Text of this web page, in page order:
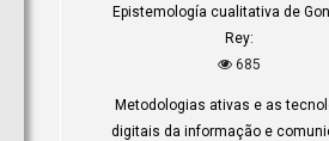
Epistemología cualitativa de
Rey:
685
Metodologias ativas e as
digitais da informação e